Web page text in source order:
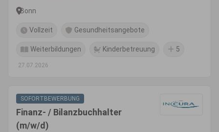
Bonn
Vollzeit Gesundheitsangebote
Weiterbildungen Kinderbetreuung 5
27.07.2026
SOFORTBEWERBUNG
Finanz- / Bilanzbuchhalter
(m/w/d)